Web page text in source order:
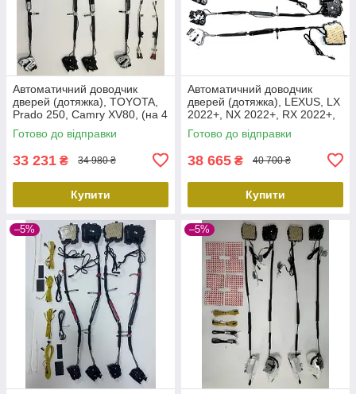
Автоматичний доводчик
дверей (дотяжка), TOYOTA,
Prado 250, Camry XV80, (на 4
двері). Prime-X SC-002HLD
Готово до відправки
33 231 ₴ 34 980 ₴
Купити
Автоматичний доводчик
дверей (дотяжка), LEXUS, LX
2022+, NX 2022+, RX 2022+,
(на 4 двері), Prime-X SC-002
LKSS
Готово до відправки
38 665 ₴ 40 700 ₴
Купити
–5% –5%